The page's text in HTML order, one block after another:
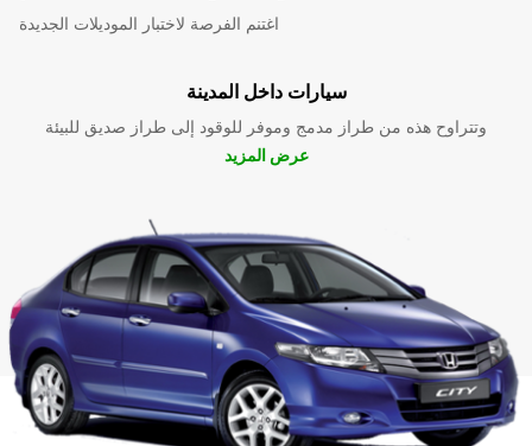
اغتنم الفرصة لاختبار الموديلات الجديدة
سيارات داخل المدينة
وتتراوح هذه من طراز مدمج وموفر للوقود إلى طراز صديق للبيئة
عرض المزيد